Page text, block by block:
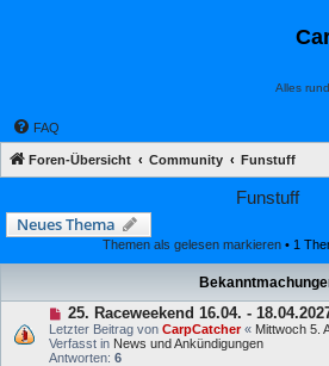
Alles
FAQ
Foren-Übersicht Community Funstuff
Funstuff
Neues Thema
Themen als gelesen markieren • 1
25. Raceweekend 16.04. -
Letzter Beitrag von CarpCatcher« Mittwoch 5.
Verfasst in News und Ankündigungen
Antworten: 6